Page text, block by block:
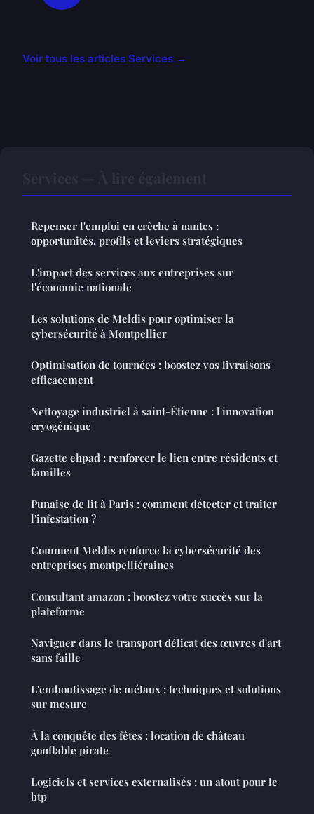
Voir tous les articles Services →
Repenser l'emploi en crèche à nantes :
opportunités, profils et leviers stratégiques
L'impact des services aux entreprises sur
l'économie nationale
Les solutions de Meldis pour optimiser la
cybersécurité à Montpellier
Optimisation de tournées : boostez vos livraisons
efficacement
Nettoyage industriel à saint-Étienne : l'innovation
cryogénique
Gazette ehpad : renforcer le lien entre résidents et
familles
Punaise de lit à Paris : comment détecter et traiter
l'infestation ?
Comment Meldis renforce la cybersécurité des
entreprises montpelliéraines
Consultant amazon : boostez votre succès sur la
plateforme
Naviguer dans le transport délicat des œuvres d'art
sans faille
L'emboutissage de métaux : techniques et solutions
sur mesure
À la conquête des fêtes : location de château
gonflable pirate
Logiciels et services externalisés : un atout pour le
btp